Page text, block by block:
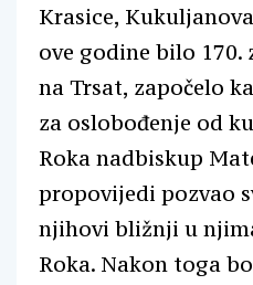
Krasice,
ove godine bilo 170.
na Trsat, započelo
za oslobođenje od
Roka nadbiskup
propovijedi pozvao
njihovi bližnji u
Roka. Nakon toga